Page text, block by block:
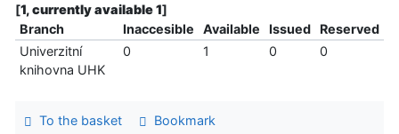
[1, currently available 1]
Branch
Inaccesible Available Issued
Reserved
Univerzitní
knihovna UHK
0 1 0 0
To the basket
Bookmark